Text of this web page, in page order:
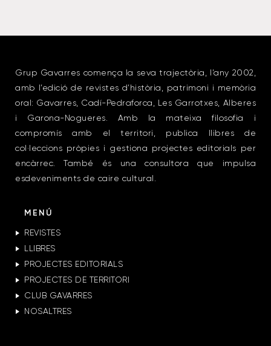
Grup Gavarres comença la seva trajectòria, l’any 2002,
amb l’edició de revistes d’història, patrimoni i memòria
oral: Gavarres, Cadí-Pedraforca, Les Garrotxes, Alberes
i Garona-Nogueres. Amb la mateixa filosofia i
compromís amb el territori, publica llibres de
col·leccions pròpies i gestiona projectes editorials per
encàrrec. També és una consultora que impulsa
esdeveniments de caire cultural.
MENÚ
REVISTES
LLIBRES
PROJECTES EDITORIALS
PROJECTES DE TERRITORI
CLUB GAVARRES
NOSALTRES